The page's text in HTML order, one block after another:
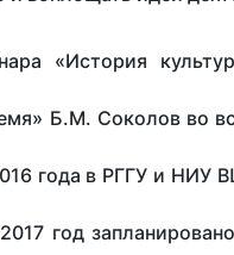
«История
Б.М. Соколов во
года в РГГУ и
год